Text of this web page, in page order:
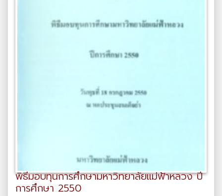
พิธีมอบทุนการศึกษามหาวิทยาลัยแม่ฟ้าหลวง ปี
การศึกษา 2550